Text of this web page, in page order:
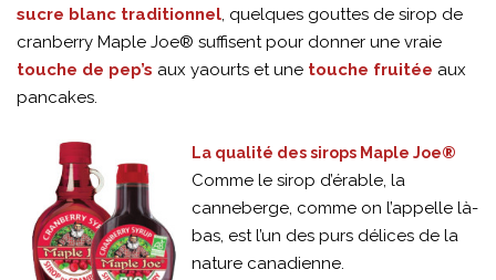
sucre blanc traditionnel, quelques gouttes de sirop de
cranberry Maple Joe® suffisent pour donner une vraie
touche de pep’s aux yaourts et une touche fruitée aux
pancakes.
La qualité des sirops Maple Joe®
Comme le sirop d’érable, la
canneberge, comme on l’appelle là-
bas, est l’un des purs délices de la
nature canadienne.